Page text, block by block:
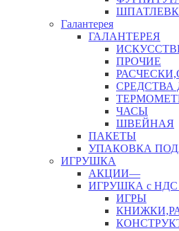
Галантерея
ГАЛАНТЕРЕЯ
ПРОЧИЕ
ЧАСЫ
ШВЕЙНАЯ
ПАКЕТЫ
УПАКОВКА
ИГРУШКА
АКЦИИ—
ИГРУШКА с НДС
ИГРЫ